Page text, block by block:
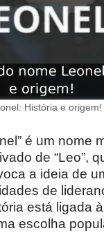
História e
é um nome
de “Leo”,
a ideia de
de
está ligada
escolha